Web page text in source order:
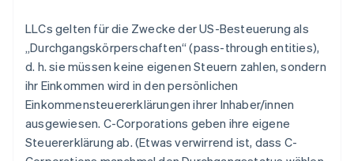
LLCs gelten für die Zwecke der US-Besteuerung als
„Durchgangskörperschaften“ (pass-through entities),
d. h. sie müssen keine eigenen Steuern zahlen, sondern
ihr Einkommen wird in den persönlichen
Einkommensteuererklärungen ihrer Inhaber/innen
ausgewiesen. C-Corporations geben ihre eigene
Steuererklärung ab. (Etwas verwirrend ist, dass C-